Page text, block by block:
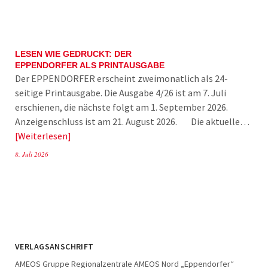
LESEN WIE GEDRUCKT: DER
EPPENDORFER ALS PRINTAUSGABE
Der EPPENDORFER erscheint zweimonatlich als 24-
seitige Printausgabe. Die Ausgabe 4/26 ist am 7. Juli
erschienen, die nächste folgt am 1. September 2026.
Anzeigenschluss ist am 21. August 2026. Die aktuelle…
Weiterlesen
8. Juli 2026
VERLAGSANSCHRIFT
AMEOS Gruppe Regionalzentrale AMEOS Nord „Eppendorfer“